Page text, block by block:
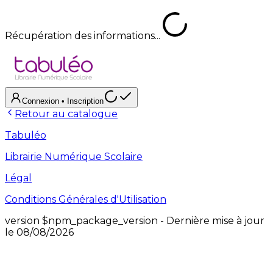
Récupération des informations...
Connexion • Inscription
Retour au catalogue
Tabuléo
Librairie Numérique Scolaire
Légal
Conditions Générales d'Utilisation
version $npm_package_version - Dernière mise à jour
le 08/08/2026